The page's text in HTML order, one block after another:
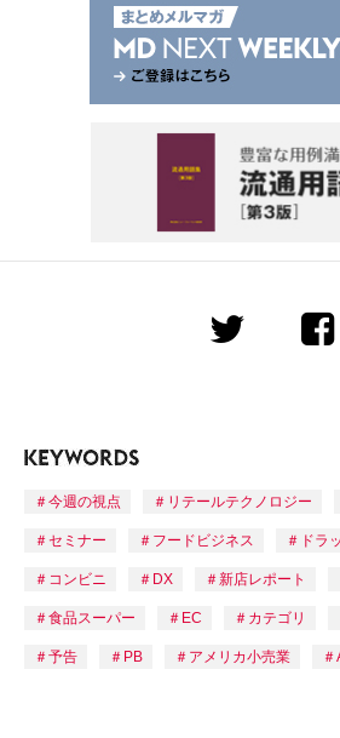
今週の視点 リテールテクノロジー
セミナー フードビジネス ドラ
コンビニ DX 新店レポート
食品スーパー EC カテゴリ
予告 PB アメリカ小売業